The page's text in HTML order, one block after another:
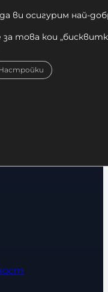
на голямо
уреди и
ви осигурим най-
това кои